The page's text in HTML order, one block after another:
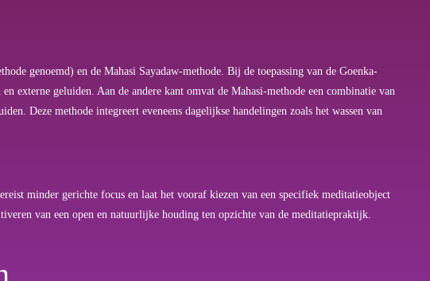
genoemd) en de Mahasi Sayadaw-methode. Bij de toepassing van de Goenka-
externe geluiden. Aan de andere kant omvat de Mahasi-methode een combinatie van
Deze methode integreert eveneens dagelijkse handelingen zoals het wassen van
minder gerichte focus en laat het vooraf kiezen van een specifiek meditatieobject
van een open en natuurlijke houding ten opzichte van de meditatiepraktijk.